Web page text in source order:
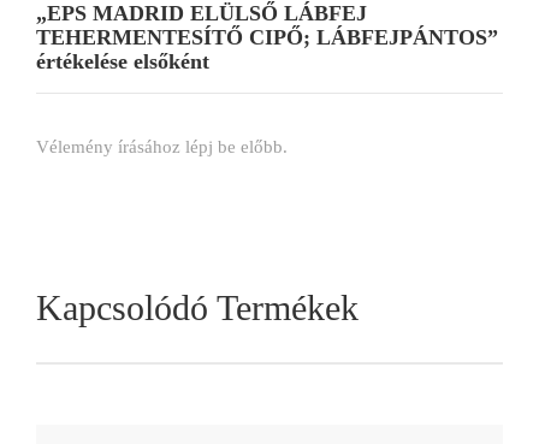
„EPS MADRID ELÜLSŐ LÁBFEJ
TEHERMENTESÍTŐ CIPŐ; LÁBFEJPÁNTOS”
értékelése elsőként
Vélemény írásához lépj be előbb.
Kapcsolódó Termékek